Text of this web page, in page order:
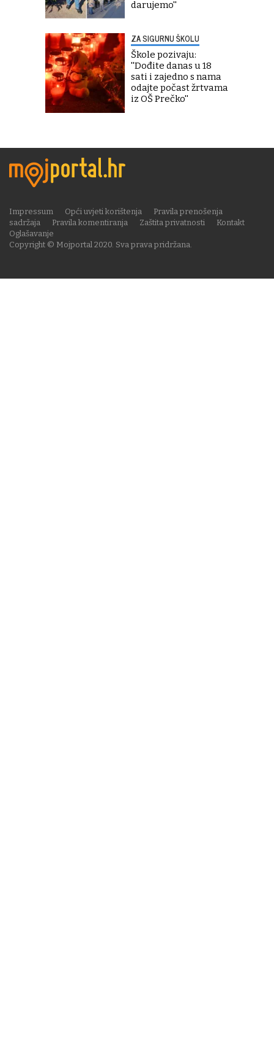
darujemo''
ZA SIGURNU ŠKOLU
Škole pozivaju:
''Dođite danas u 18
sati i zajedno s nama
odajte počast žrtvama
iz OŠ Prečko''
Copyright © Mojportal 2020. Sva prava pridržana.
Impressum Opći uvjeti korištenja
Pravila prenošenja
sadržaja
Pravila komentiranja Zaštita privatnosti
Kontakt
Oglašavanje